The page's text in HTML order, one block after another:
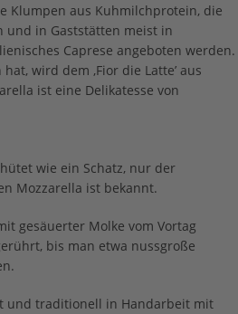
Klumpen aus Kuhmilchprotein, die
und in Gaststätten meist in
Caprese angeboten werden.
wird dem ‚Fior die Latte’ aus
ist eine Delikatesse von
wie ein Schatz, nur der
Mozzarella ist bekannt.
gesäuerter Molke vom Vortag
bis man etwa nussgroße
und traditionell in Handarbeit mit